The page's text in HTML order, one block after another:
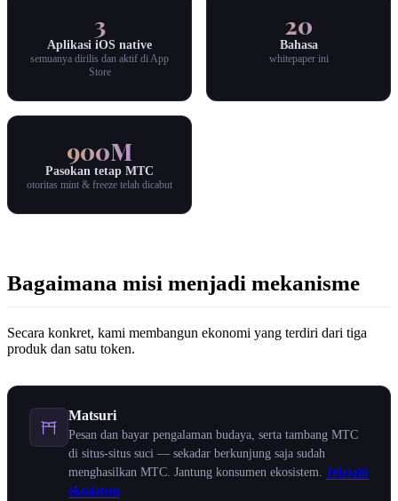
3
Aplikasi iOS native
semuanya dirilis dan aktif di App
Store
20
Bahasa
whitepaper ini
900M
Pasokan tetap MTC
otoritas mint & freeze telah dicabut
Bagaimana misi menjadi mekanisme
Secara konkret, kami membangun ekonomi yang terdiri dari tiga
produk dan satu token.
Matsuri
Pesan dan bayar pengalaman budaya, serta tambang MTC
di situs-situs suci — sekadar berkunjung saja sudah
menghasilkan MTC. Jantung konsumen ekosistem. Jelajahi
ekosistem